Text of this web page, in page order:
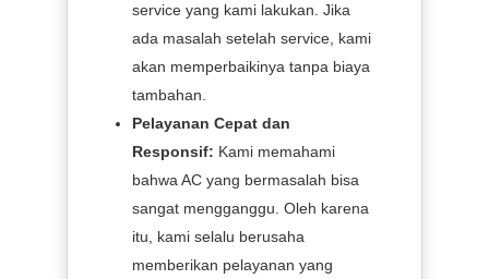
service yang kami lakukan. Jika
ada masalah setelah service, kami
akan memperbaikinya tanpa biaya
tambahan.
Pelayanan Cepat dan
Responsif: Kami memahami
bahwa AC yang bermasalah bisa
sangat mengganggu. Oleh karena
itu, kami selalu berusaha
memberikan pelayanan yang